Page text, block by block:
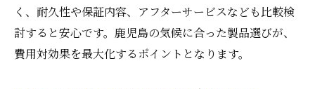
く、耐久性や保証内容、アフターサービスなども比較検
討すると安心です。鹿児島の気候に合った製品選びが、
費用対効果を最大化するポイントとなります。